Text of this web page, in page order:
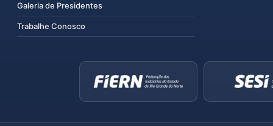
Galeria de Presidentes
Trabalhe Conosco